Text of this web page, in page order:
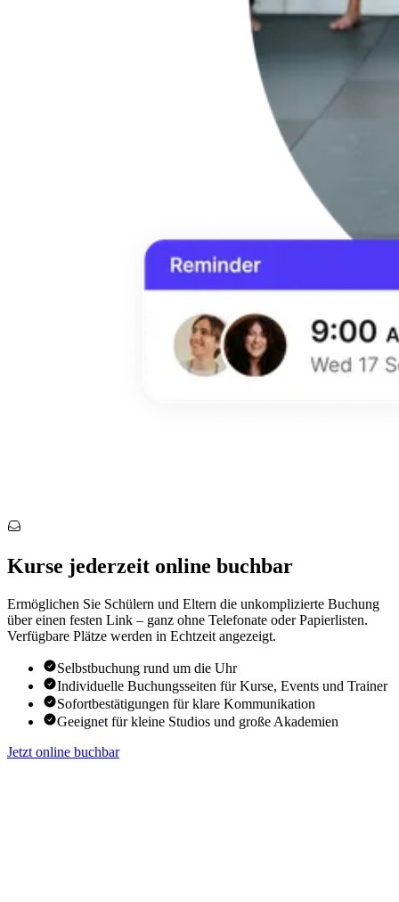
Kurse jederzeit online buchbar
Ermöglichen Sie Schülern und Eltern die unkomplizierte Buchung
über einen festen Link – ganz ohne Telefonate oder Papierlisten.
Verfügbare Plätze werden in Echtzeit angezeigt.
Selbstbuchung rund um die Uhr
Individuelle Buchungsseiten für Kurse, Events und Trainer
Sofortbestätigungen für klare Kommunikation
Geeignet für kleine Studios und große Akademien
Jetzt online buchbar